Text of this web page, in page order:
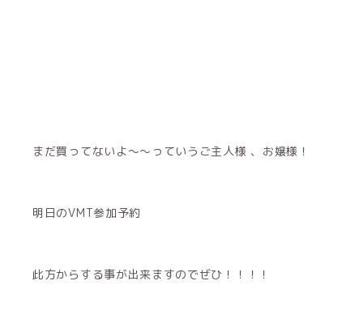
まだ買ってないよ〜〜っていうご主人様 、お嬢様！
明日のVMT参加予約
此方からする事が出来ますのでぜひ！！！！